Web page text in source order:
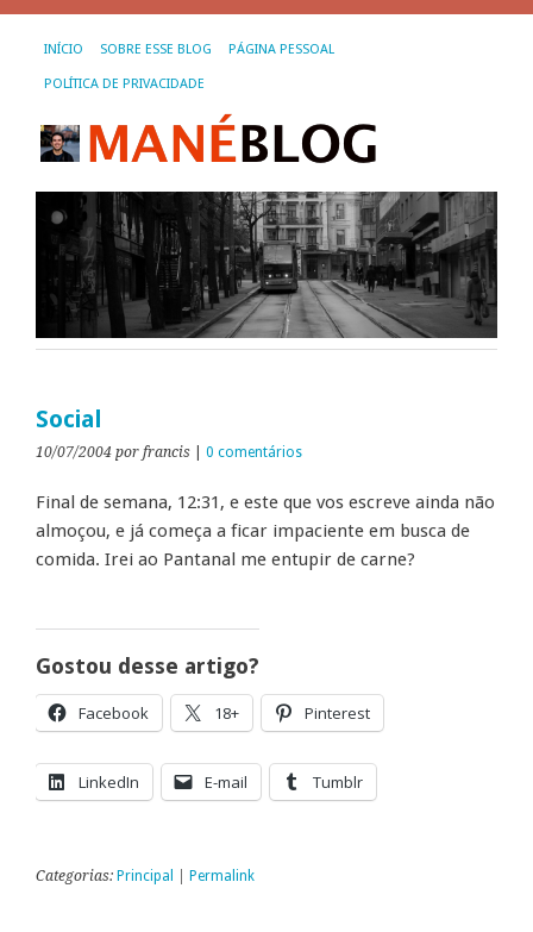
INÍCIO SOBRE ESSE BLOG PÁGINA PESSOAL
POLÍTICA DE PRIVACIDADE
Social
10/07/2004 por francis 0 comentários
Final de semana, 12:31, e este que vos escreve ainda não
almoçou, e já começa a ficar impaciente em busca de
comida. Irei ao Pantanal me entupir de carne?
Gostou desse artigo?
Facebook 18+ Pinterest
LinkedIn E-mail Tumblr
Categorias: Principal Permalink